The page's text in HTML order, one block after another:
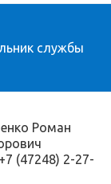
службы
Роман
(47248) 2-27-